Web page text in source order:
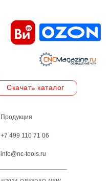
+7 499 110 71 06
info@nc-tools.ru
Скачать каталог
Продукция